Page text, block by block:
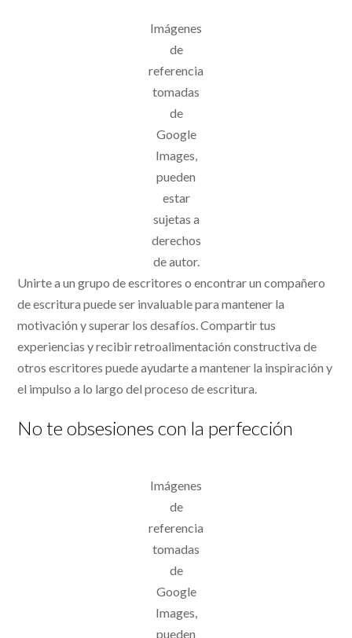
Imágenes
de
referencia
tomadas
de
Google
Images,
pueden
estar
sujetas a
derechos
de autor.
Unirte a un grupo de escritores o encontrar un compañero
de escritura puede ser invaluable para mantener la
motivación y superar los desafíos. Compartir tus
experiencias y recibir retroalimentación constructiva de
otros escritores puede ayudarte a mantener la inspiración y
el impulso a lo largo del proceso de escritura.
No te obsesiones con la perfección
Imágenes
de
referencia
tomadas
de
Google
Images,
pueden